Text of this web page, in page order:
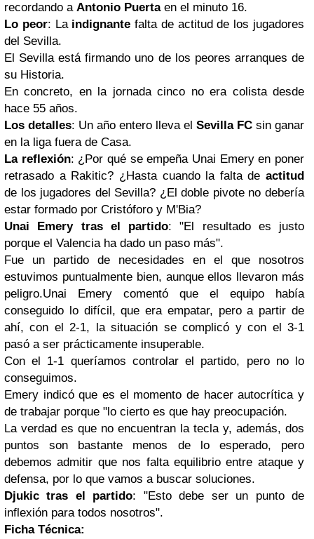
recordando a Antonio Puertaen el minuto 16.
Lo peor: La indignantefalta de actitud de los jugadores
del Sevilla.
El Sevilla está firmando uno de los peores arranques de
su Historia.
En concreto, en la jornada cinco no era colista desde
hace 55 años.
Los detalles: Un año entero lleva el Sevilla FC sin ganar
en la liga fuera de Casa.
La reflexión: ¿Por qué se empeña Unai Emery en poner
retrasado a Rakitic? ¿Hasta cuando la falta de actitud
de los jugadores del Sevilla? ¿El doble pivote no debería
estar formado por Cristóforo y M'Bia?
Unai Emery tras el partido: "El resultado es justo
porque el Valencia ha dado un paso más".
Fue un partido de necesidades en el que nosotros
estuvimos puntualmente bien, aunque ellos llevaron más
peligro.Unai Emery comentó que el equipo había
conseguido lo difícil, que era empatar, pero a partir de
ahí, con el 2-1, la situación se complicó y con el 3-1
pasó a ser prácticamente insuperable.
Con el 1-1 queríamos controlar el partido, pero no lo
conseguimos.
Emery indicó que es el momento de hacer autocrítica y
de trabajar porque "lo cierto es que hay preocupación.
La verdad es que no encuentran la tecla y, además, dos
puntos son bastante menos de lo esperado, pero
debemos admitir que nos falta equilibrio entre ataque y
defensa, por lo que vamos a buscar soluciones.
Djukic tras el partido: "Esto debe ser un punto de
inflexión para todos nosotros".
Ficha Técnica: